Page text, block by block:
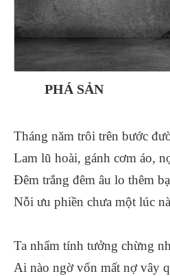
PHÁ SẢN
Tháng năm trôi trên bước
Lam lũ hoài, gánh cơm áo,
Đêm trắng đêm âu lo thêm
Nỗi ưu phiền chưa một lúc
Ta nhẩm tính tưởng chừng
Ai nào ngờ vốn mất nợ vây